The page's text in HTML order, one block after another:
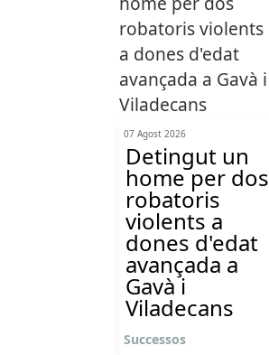
07 Agost 2026
Detingut un
home per dos
robatoris
violents a
dones d'edat
avançada a
Gavà i
Viladecans
Successos